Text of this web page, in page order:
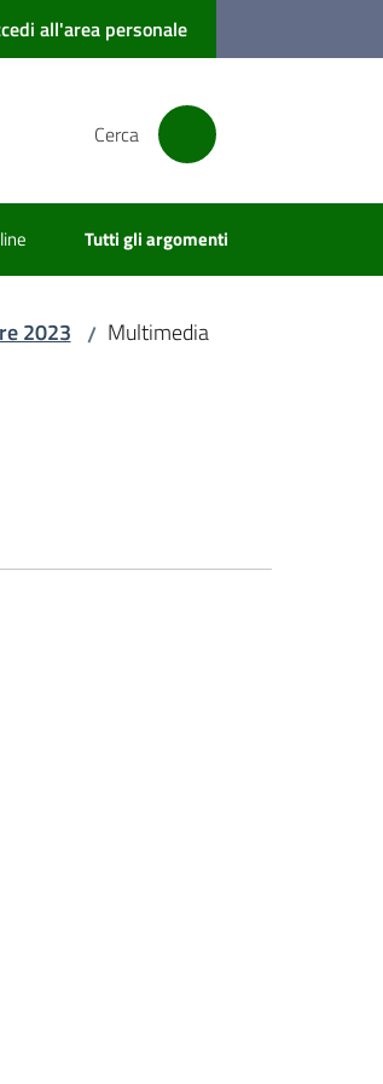
all'area personale
Cerca
Tutti gli argomenti
2023 / Multimedia